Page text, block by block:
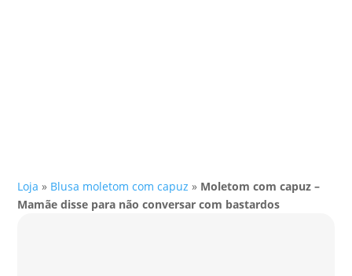
Loja » Blusa moletom com capuz » Moletom com capuz –
Mamãe disse para não conversar com bastardos